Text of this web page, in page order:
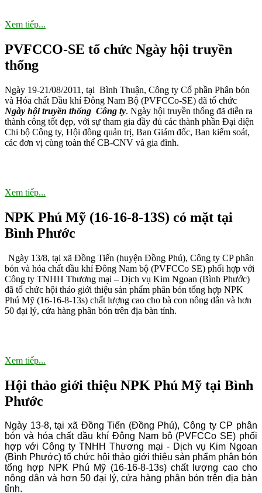
Xem tiếp...
PVFCCO-SE tổ chức Ngày hội truyền
thống
Ngày 19-21/08/2011, tại Bình Thuận, Công ty Cổ phần Phân bón
và Hóa chất Dầu khí Đông Nam Bộ (PVFCCo-SE) đã tổ chức
Ngày hội truyền thống Công ty. Ngày hội truyền thống đã diễn ra
thành công tốt đẹp, với sự tham gia đầy đủ các thành phần Đại diện
Chi bộ Công ty, Hội đồng quản trị, Ban Giám đốc, Ban kiểm soát,
các đơn vị cùng toàn thể CB-CNV và gia đình.
Xem tiếp...
NPK Phú Mỹ (16-16-8-13S) có mặt tại
Bình Phước
Ngày 13/8, tại xã Đồng Tiến (huyện Đồng Phú), Công ty CP phân
bón và hóa chất dầu khí Đông Nam bộ (PVFCCo SE) phối hợp với
Công ty TNHH Thương mại – Dịch vụ Kim Ngoan (Bình Phước)
đã tổ chức hội thảo giới thiệu sản phẩm phân bón tổng hợp NPK
Phú Mỹ (16-16-8-13s) chất lượng cao cho bà con nông dân và hơn
50 đại lý, cửa hàng phân bón trên địa bàn tỉnh.
Xem tiếp...
Hội thảo giới thiệu NPK Phú Mỹ tại Bình
Phước
Ngày 13-8, tại xã Đồng Tiến (Đồng Phú), Công ty CP phân
bón và hóa chất dầu khí Đông Nam bộ (PVFCCo SE) phối
hợp với Công ty TNHH Thương mại - Dịch vụ Kim Ngoan
(Bình Phước) tổ chức hội thảo giới thiệu sản phẩm phân bón
tổng hợp NPK Phú Mỹ (16-16-8-13s) chất lượng cao cho
nông dân và hơn 50 đại lý, cửa hàng phân bón trên địa bàn
tỉnh.